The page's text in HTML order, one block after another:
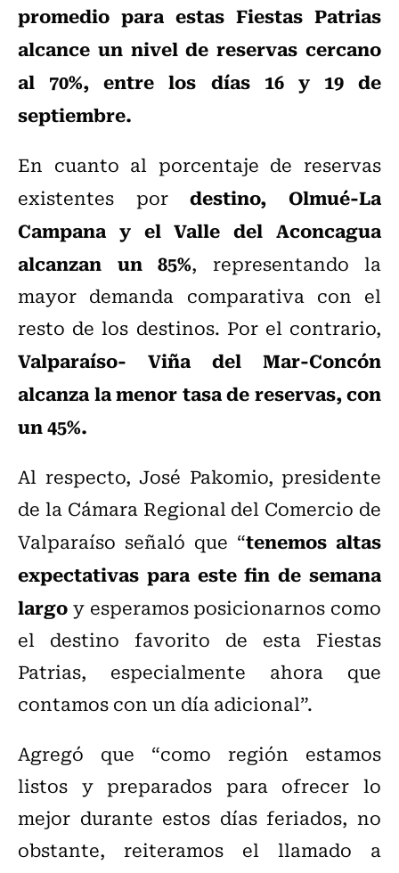
promedio para estas Fiestas Patrias
alcance un nivel de reservas cercano
al 70%, entre los días 16 y 19 de
septiembre.
En cuanto al porcentaje de reservas
existentes pordestino, Olmué-La
Campana y el Valle del Aconcagua
alcanzan un 85%, representando la
mayor demanda comparativa con el
resto de los destinos. Por el contrario,
Valparaíso- Viña del Mar-Concón
alcanza la menor tasa de reservas, con
un 45%.
Al respecto, José Pakomio, presidente
de la Cámara Regional del Comercio de
Valparaíso señaló que “tenemos altas
expectativas para este fin de semana
largoy esperamos posicionarnos como
el destino favorito de esta Fiestas
Patrias, especialmente ahora que
contamos con un día adicional”.
Agregó que “como región estamos
listos y preparados para ofrecer lo
mejor durante estos días feriados, no
obstante, reiteramos el llamado a